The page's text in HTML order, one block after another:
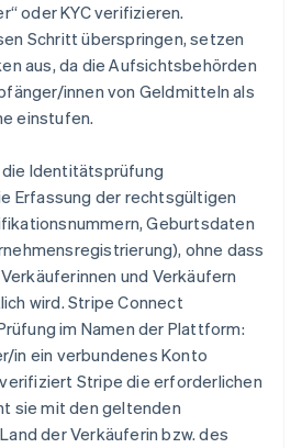
oder KYC verifizieren.
Schritt überspringen, setzen
aus, da die Aufsichtsbehörden
innen von Geldmitteln als
einstufen.
die Identitätsprüfung
Erfassung der rechtsgültigen
Geburtsdaten
ohne dass
und Verkäufern
wird. Stripe Connect
im Namen der Plattform:
in ein verbundenes Konto
Stripe die erforderlichen
sie mit den geltenden
der Verkäuferin bzw. des